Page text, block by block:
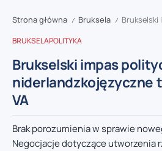
Strona główna / Bruksela / Brukselski impas
BRUKSELAPOLITYKA
Brukselski impas
niderlandzkojęzyczne
VA
Brak porozumienia w sprawie
Negocjacje dotyczące utworzenia